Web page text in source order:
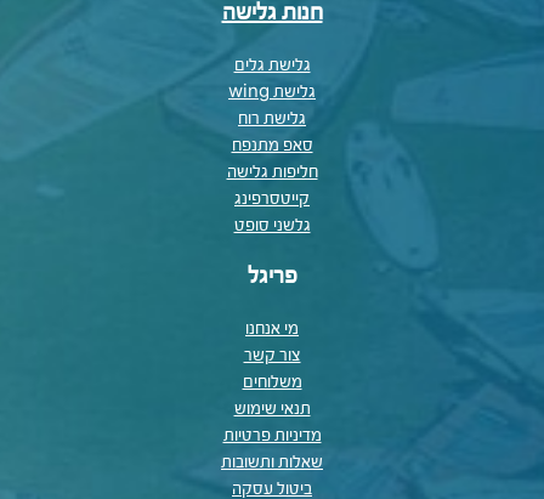
חנות גלישה
גלישת גלים
גלישת wing
גלישת רוח
סאפ מתנפח
חליפות גלישה
קייטסרפינג
גלשני סופט
פריגל
מי אנחנו
צור קשר
משלוחים
תנאי שימוש
מדיניות פרטיות
שאלות ותשובות
ביטול עסקה